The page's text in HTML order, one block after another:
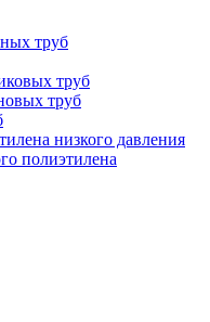
труб
труб
труб
низкого давления
полиэтилена